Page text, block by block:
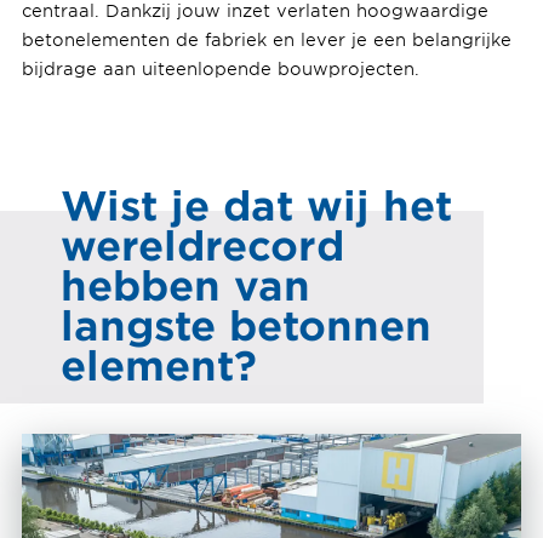
centraal. Dankzij jouw inzet verlaten hoogwaardige
betonelementen de fabriek en lever je een belangrijke
bijdrage aan uiteenlopende bouwprojecten.
Wist je dat wij het
wereldrecord
hebben van
langste betonnen
element?